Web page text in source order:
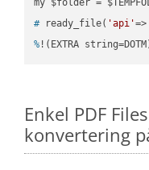
# ready_file( 'api'=>
% !(EXTRA
Enkel PDF
konvertering